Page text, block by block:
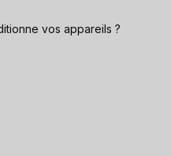
vos appareils ?